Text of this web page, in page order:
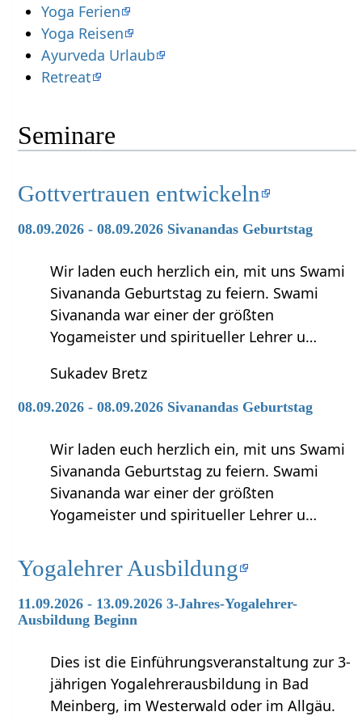
Yoga Ferien
Yoga Reisen
Ayurveda Urlaub
Retreat
Seminare
Gottvertrauen entwickeln
08.09.2026 - 08.09.2026 Sivanandas Geburtstag
Wir laden euch herzlich ein, mit uns Swami
Sivananda Geburtstag zu feiern. Swami
Sivananda war einer der größten
Yogameister und spiritueller Lehrer u…
Sukadev Bretz
08.09.2026 - 08.09.2026 Sivanandas Geburtstag
Wir laden euch herzlich ein, mit uns Swami
Sivananda Geburtstag zu feiern. Swami
Sivananda war einer der größten
Yogameister und spiritueller Lehrer u…
Yogalehrer Ausbildung
11.09.2026 - 13.09.2026 3-Jahres-Yogalehrer-
Ausbildung Beginn
Dies ist die Einführungsveranstaltung zur 3-
jährigen Yogalehrerausbildung in Bad
Meinberg, im Westerwald oder im Allgäu.